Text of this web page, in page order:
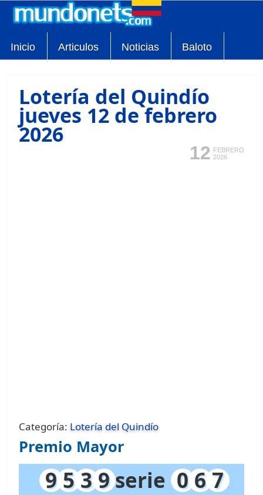
Inicio Articulos Noticias Baloto
Lotería del Quindío
jueves 12 de febrero
2026
12 FEBRERO
2026
Categoría: Lotería del Quindío
Premio Mayor
9 5 3 9serie 0 6 7